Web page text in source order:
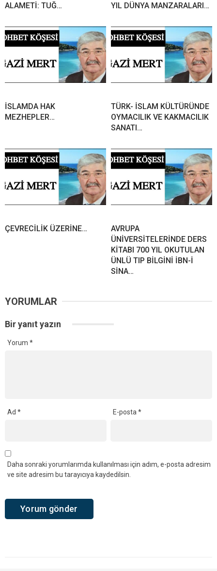
ALAMETİ: TUĞ…
YIL DÜNYA MANZARALARI…
İSLAMDA HAK
MEZHEPLER…
TÜRK- İSLAM KÜLTÜRÜNDE
OYMACILIK VE KAKMACILIK
SANATI…
ÇEVRECİLİK ÜZERİNE…
AVRUPA
ÜNİVERSİTELERİNDE DERS
KİTABI 700 YIL OKUTULAN
ÜNLÜ TIP BİLGİNİ İBN-İ
SİNA…
YORUMLAR
Bir yanıt yazın
Yorum *
Ad * E-posta*
Daha sonraki yorumlarımda kullanılması için adım, e-posta adresim
ve site adresim bu tarayıcıya kaydedilsin.